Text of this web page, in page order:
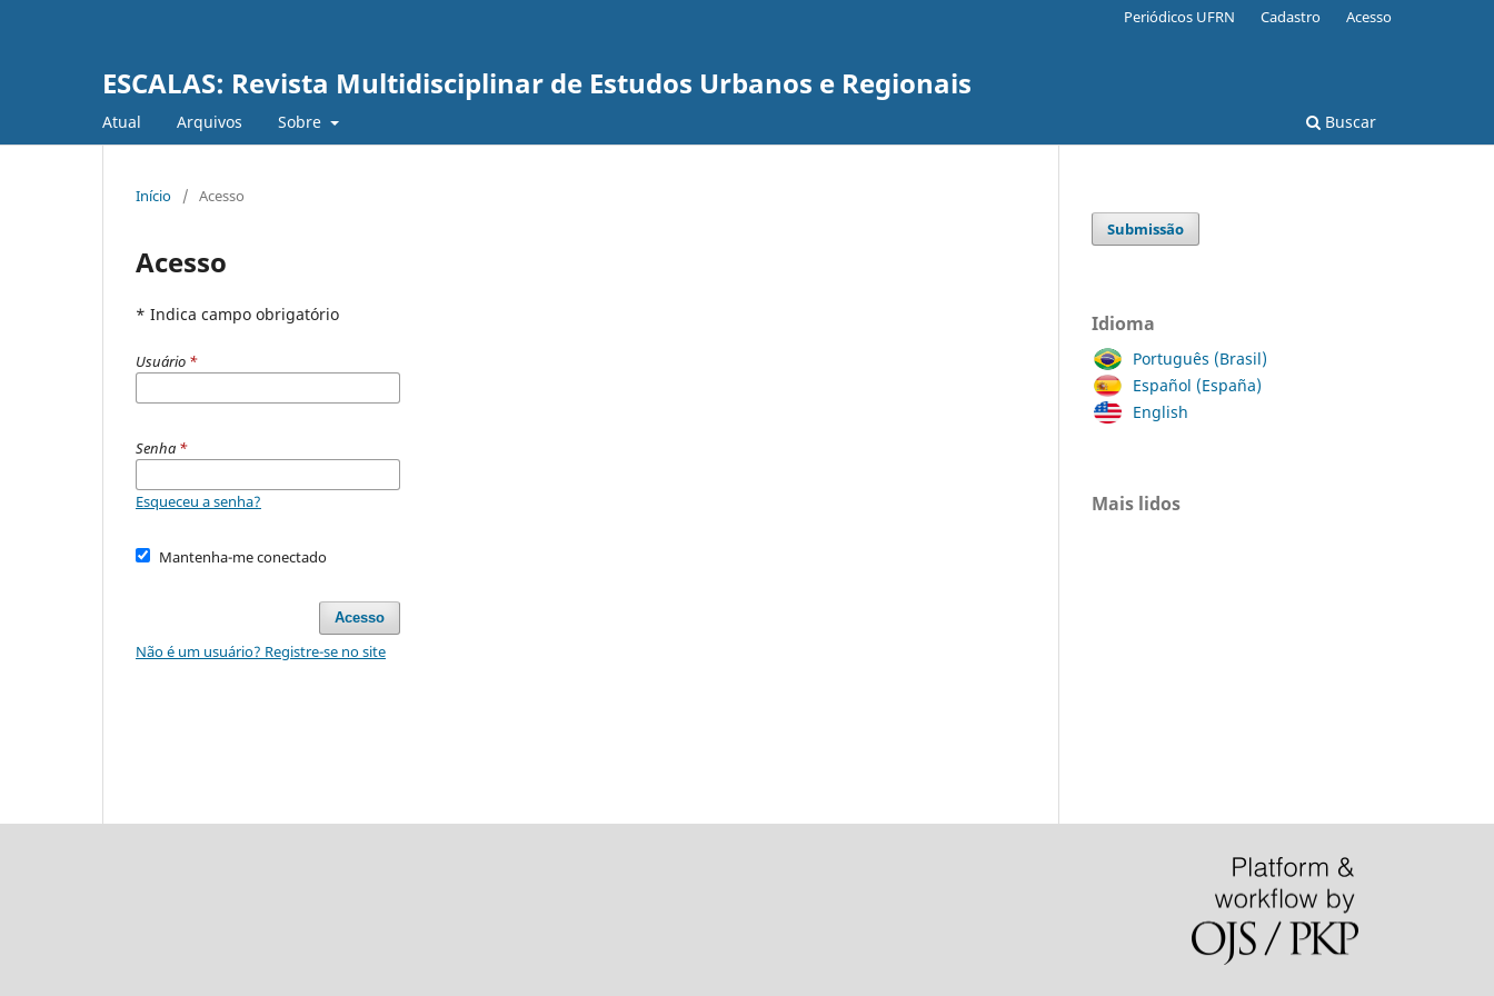
ESCALAS: Revista Multidisciplinar de Estudos Urbanos e Regionais
Atual Arquivos Sobre Buscar
Periódicos UFRN Cadastro Acesso
Início / Acesso
Acesso
* Indica campo obrigatório
Usuário *
Senha *
Esqueceu a senha?
Mantenha-me conectado
Acesso
Não é um usuário? Registre-se no site
Submissão
Idioma
Português (Brasil)
Español (España)
English
Mais lidos